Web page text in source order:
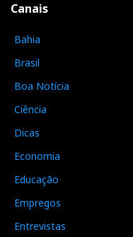
Canais
Bahia
Brasil
Boa Notícia
Ciência
Dicas
Economia
Educação
Empregos
Entrevistas